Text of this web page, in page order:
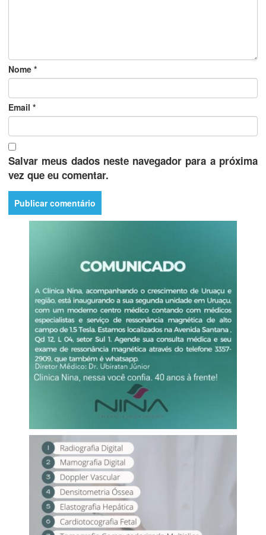
Nome *
Email *
Salvar meus dados neste navegador para a próxima
vez que eu comentar.